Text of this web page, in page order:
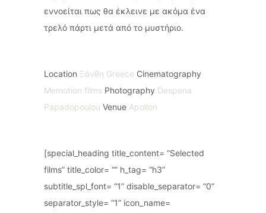
εννοείται πως θα έκλεινε με ακόμα ένα
τρελό πάρτι μετά από το μυστήριο.
Location Ξάνθη Greece Cinematography
Memotion films Photography Despena
Papadopoulou Venue Apollon
[special_heading title_content= “Selected
films” title_color= “” h_tag= “h3”
subtitle_spl_font= “1” disable_separator= “0”
separator_style= “1” icon_name=